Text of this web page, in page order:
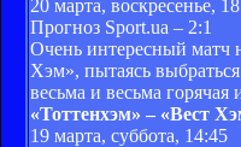
20 марта, воскресенье,
Прогноз Sport.ua – 2:1
Очень интересный матч
Хэм», пытаясь
весьма и весьма горячая
«Тоттенхэм» – «Вест
19 марта, суббота, 14:45